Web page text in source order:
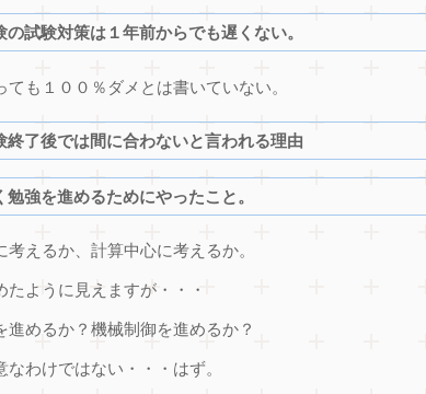
の試験対策は１年前からでも遅くない。
ても１００％ダメとは書いていない。
終了後では間に合わないと言われる理由
勉強を進めるためにやったこと。
考えるか、計算中心に考えるか。
たように見えますが・・・
進めるか？機械制御を進めるか？
なわけではない・・・はず。